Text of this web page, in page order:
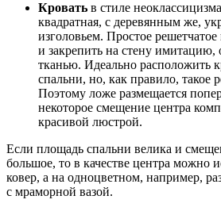
Кровать в стиле
квадратная, с деревянным же,
изголовьем. Простое
и закрепить на стену имитацию,
тканью. Идеально расположить
спальни, но, как правило, такое
Поэтому ложе размещается
некоторое смещение центра
красивой люстрой.
Если площадь спальни велика и
большое, то в качестве центра можно
ковер, а на одноцветном, например,
с мраморной вазой.